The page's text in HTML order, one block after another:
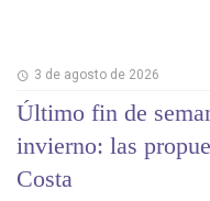
3 de agosto de 2026
Último fin de
invierno: las
Costa